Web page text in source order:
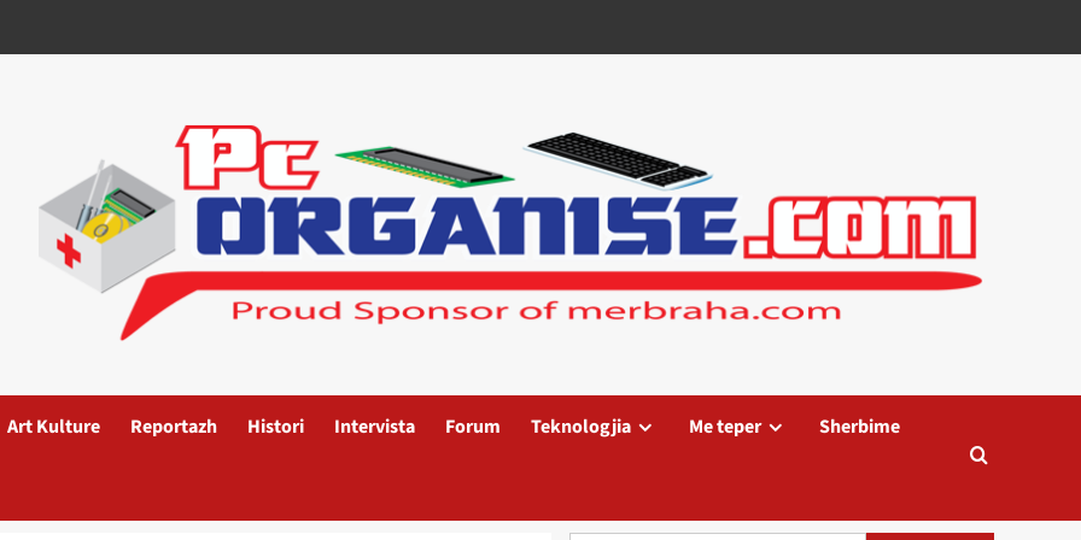
Art Kulture Reportazh Histori Intervista Forum Teknologjia Me teper Sherbime